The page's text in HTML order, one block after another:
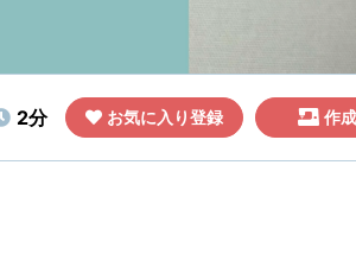
2分 お気に入り登録 作